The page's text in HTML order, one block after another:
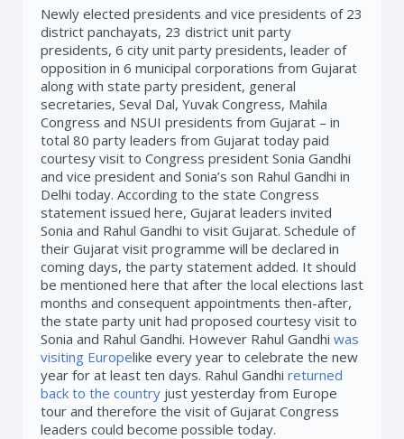
Newly elected presidents and vice presidents of 23
district panchayats, 23 district unit party
presidents, 6 city unit party presidents, leader of
opposition in 6 municipal corporations from Gujarat
along with state party president, general
secretaries, Seval Dal, Yuvak Congress, Mahila
Congress and NSUI presidents from Gujarat – in
total 80 party leaders from Gujarat today paid
courtesy visit to Congress president Sonia Gandhi
and vice president and Sonia’s son Rahul Gandhi in
Delhi today. According to the state Congress
statement issued here, Gujarat leaders invited
Sonia and Rahul Gandhi to visit Gujarat. Schedule of
their Gujarat visit programme will be declared in
coming days, the party statement added. It should
be mentioned here that after the local elections last
months and consequent appointments then-after,
the state party unit had proposed courtesy visit to
Sonia and Rahul Gandhi. However Rahul Gandhi was
visiting Europelike every year to celebrate the new
year for at least ten days. Rahul Gandhi returned
back to the country just yesterday from Europe
tour and therefore the visit of Gujarat Congress
leaders could become possible today.